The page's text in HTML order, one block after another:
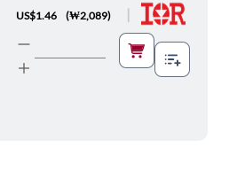
US$1.46 (₩2,089)